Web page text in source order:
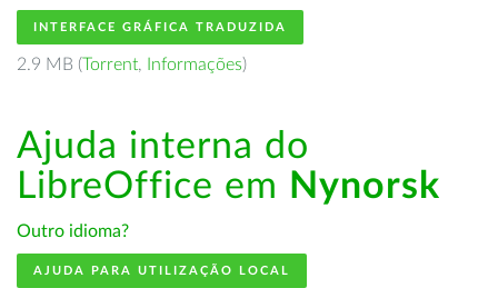
INTERFACE GRÁFICA TRADUZIDA
2.9 MB (Torrent, Informações)
Ajuda interna do
LibreOffice em Nynorsk
Outro idioma?
AJUDA PARA UTILIZAÇÃO LOCAL